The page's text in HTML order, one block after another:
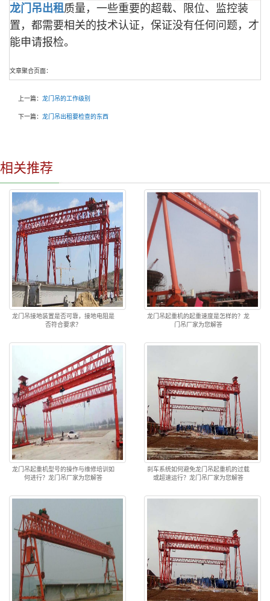
龙门吊出租 质量，一些重要的超载、限位、监控装
置，都需要相关的技术认证，保证没有任何问题，才
能申请报检。
文章聚合页面：
上一篇： 龙门吊的工作级别
下一篇： 龙门吊出租要检查的东西
相关推荐
龙门吊接地装置是否可靠，接地电阻是
否符合要求？
龙门吊起重机的起重速度是怎样的？龙
门吊厂家为您解答
龙门吊起重机型号的操作与维修培训如
何进行？龙门吊厂家为您解答
刹车系统如何避免龙门吊起重机的过载
或超速运行？龙门吊厂家为您解答